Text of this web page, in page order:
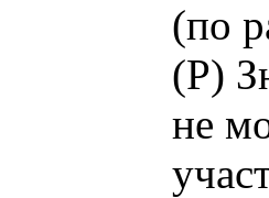
(по
(Р)
не